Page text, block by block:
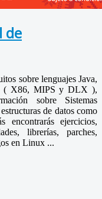
de
sobre lenguajes Java,
( X86, MIPS y DLX ),
sobre Sistemas
de datos como
encontrarás ejercicios,
librerías, parches,
en Linux ...